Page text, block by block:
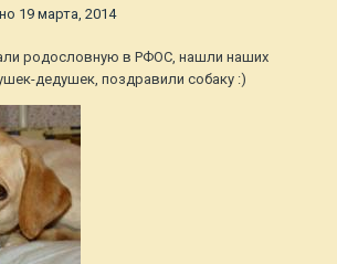
19 марта, 2014
родословную в РФОС, нашли наших
дедушек, поздравили собаку :)